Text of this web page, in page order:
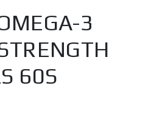
3
60S